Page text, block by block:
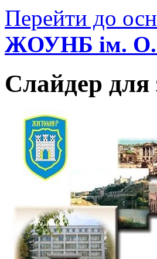
Перейти до
ЖОУНБ ім. О.
Слайдер для